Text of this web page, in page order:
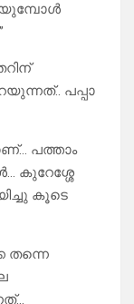
പപ്പാ
പത്താം
കുറേശ്ശേ
കൂടെ
തന്നെ